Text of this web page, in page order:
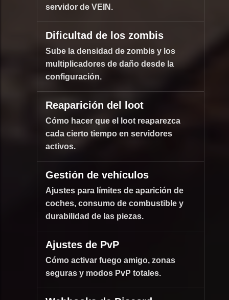
servidor de VEIN.
Dificultad de los zombis
Sube la densidad de zombis y los
multiplicadores de daño desde la
configuración.
Reaparición del loot
Cómo hacer que el loot reaparezca
cada cierto tiempo en servidores
activos.
Gestión de vehículos
Ajustes para límites de aparición de
coches, consumo de combustible y
durabilidad de las piezas.
Ajustes de PvP
Cómo activar fuego amigo, zonas
seguras y modos PvP totales.